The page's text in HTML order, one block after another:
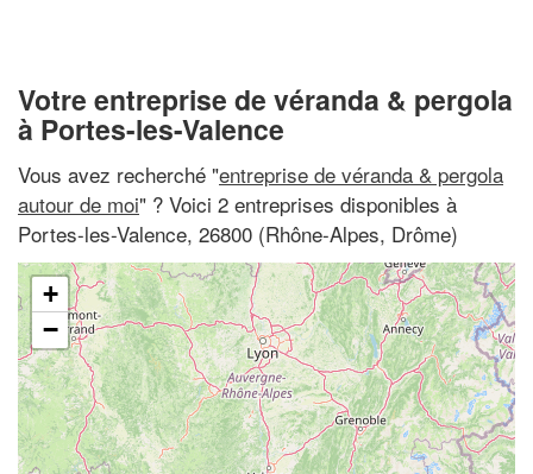
Votre entreprise de véranda & pergola
à Portes-les-Valence
Vous avez recherché "entreprise de véranda & pergola
autour de moi" ? Voici 2 entreprises disponibles à
Portes-les-Valence, 26800 (Rhône-Alpes, Drôme)
+
−